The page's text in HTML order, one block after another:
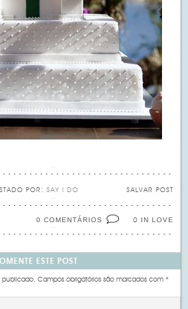
SALVAR POST
POR: SAY I DO
0 IN LOVE
0 COMENTÁRIOS
ESTE POST
publicado. Campos obrigatórios são marcados com*